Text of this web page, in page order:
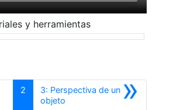
y herramientas
2 »
3: Perspectiva de un
objeto